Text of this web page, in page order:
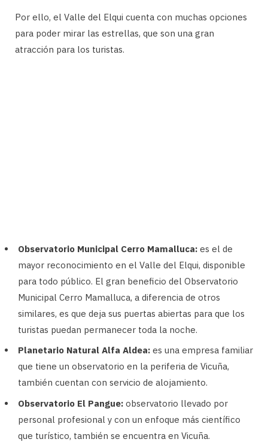
Por ello, el Valle del Elqui cuenta con muchas opciones
para poder mirar las estrellas, que son una gran
atracción para los turistas.
Observatorio Municipal Cerro Mamalluca: es el de
mayor reconocimiento en el Valle del Elqui, disponible
para todo público. El gran beneficio del Observatorio
Municipal Cerro Mamalluca, a diferencia de otros
similares, es que deja sus puertas abiertas para que los
turistas puedan permanecer toda la noche.
Planetario Natural Alfa Aldea: es una empresa familiar
que tiene un observatorio en la periferia de Vicuña,
también cuentan con servicio de alojamiento.
Observatorio El Pangue: observatorio llevado por
personal profesional y con un enfoque más científico
que turístico, también se encuentra en Vicuña.